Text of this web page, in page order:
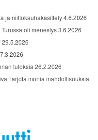
ja niittokauhakäsittely4.6.2026
oli menestys3.6.2026
29.5.2026
tuloksia 26.2.2026
tarjota monia mahdollisuuksia